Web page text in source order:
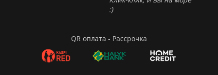
:)
QR оплата - Рассрочка